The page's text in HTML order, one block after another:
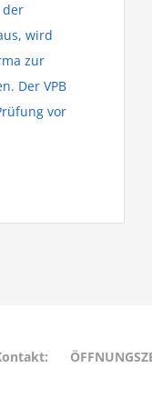
der
wird
zur
Der VPB
vor